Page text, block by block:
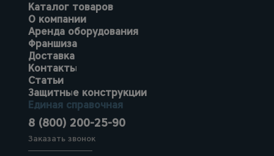
Каталог товаров
О компании
Аренда оборудования
Франшиза
Доставка
Контакты
Статьи
Защитные конструкции
Единая справочная
8 (800) 200-25-90
Заказать звонок